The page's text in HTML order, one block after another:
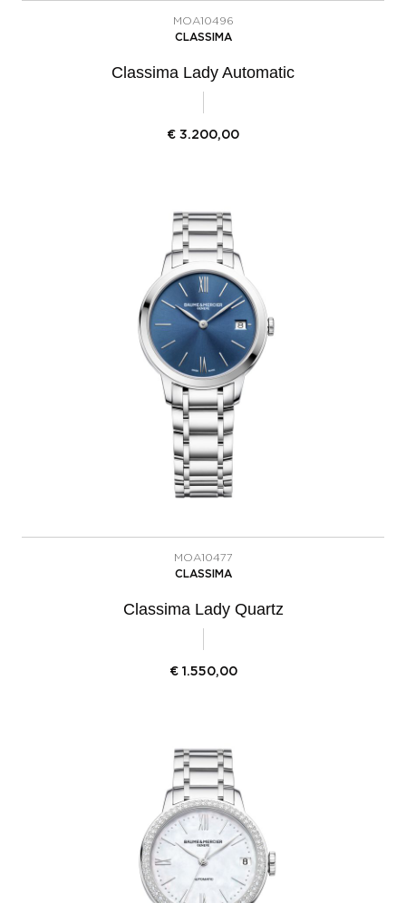
MOA10496
CLASSIMA
Classima Lady Automatic
€ 3.200,00
MOA10477
CLASSIMA
Classima Lady Quartz
€ 1.550,00